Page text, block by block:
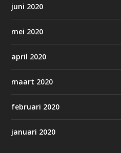
juni 2020
mei 2020
april 2020
maart 2020
februari 2020
januari 2020